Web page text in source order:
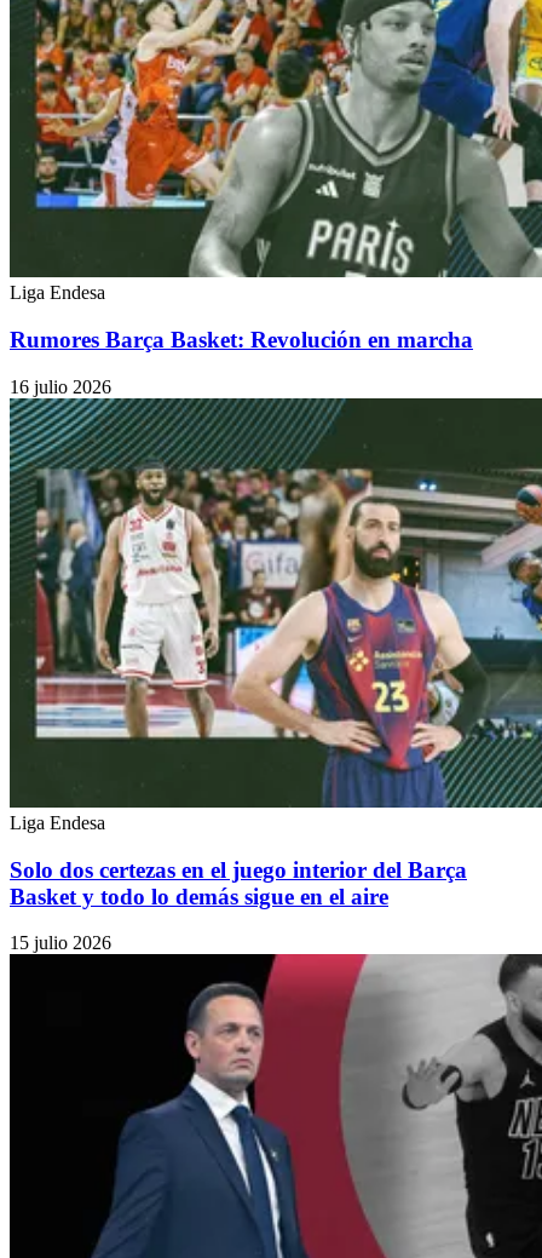
Liga Endesa
Rumores Barça Basket: Revolución en marcha
16 julio 2026
Liga Endesa
Solo dos certezas en el juego interior del Barça
Basket y todo lo demás sigue en el aire
15 julio 2026